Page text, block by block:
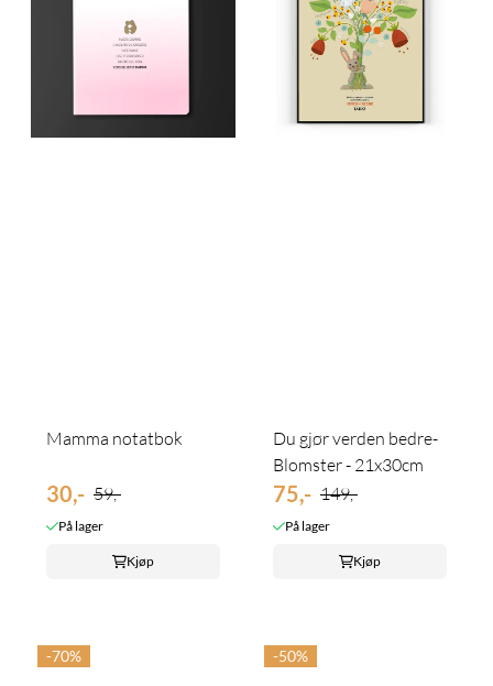
Mamma notatbok
30,- 59,-
På lager
Kjøp
Du gjør verden bedre-
Blomster - 21x30cm
75,- 149,-
På lager
Kjøp
-70% -50%